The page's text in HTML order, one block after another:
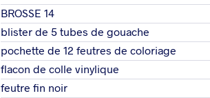
BROSSE 14
blister de 5 tubes de gouache
pochette de 12 feutres de coloriage
flacon de colle vinylique
feutre fin noir